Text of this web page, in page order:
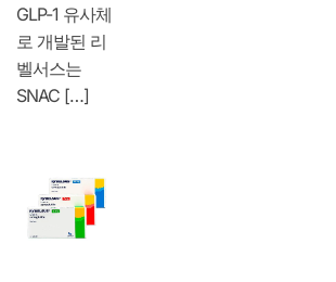
GLP-1 유사체
로 개발된 리
벨서스는
SNAC […]